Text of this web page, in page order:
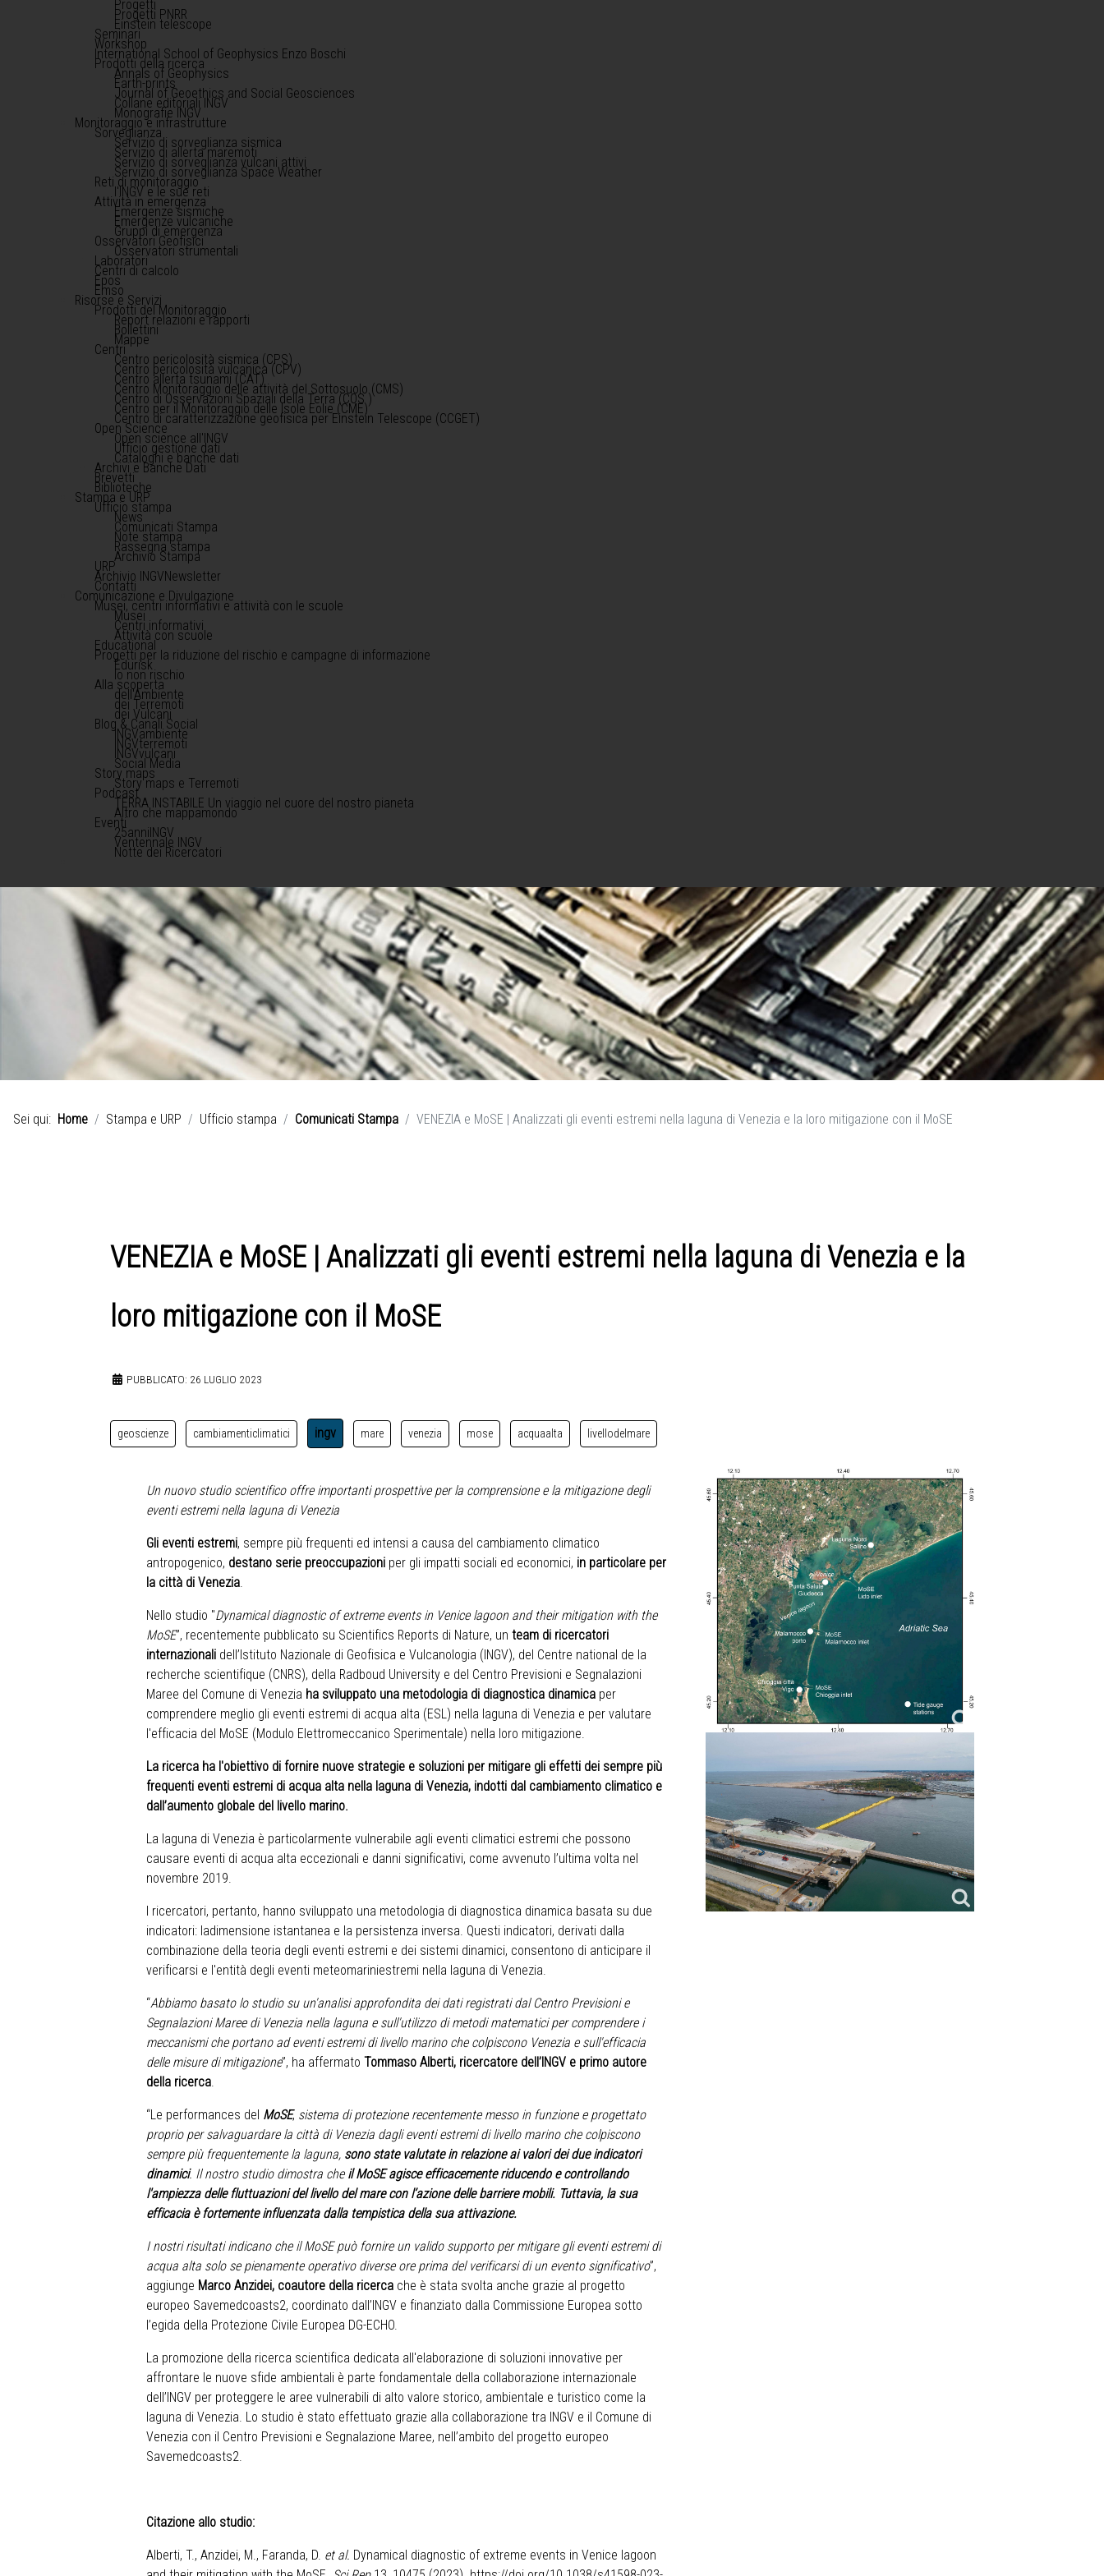
Progetti
Progetti PNRR
Einstein telescope
Seminari
Workshop
International School of Geophysics Enzo Boschi
Prodotti della ricerca
Annals of Geophysics
Earth-prints
Journal of Geoethics and Social Geosciences
Collane editoriali INGV
Monografie INGV
Monitoraggio e infrastrutture
Sorveglianza
Servizio di sorveglianza sismica
Servizio di allerta maremoti
Servizio di sorveglianza vulcani attivi
Servizio di sorveglianza Space Weather
Reti di monitoraggio
l'INGV e le sue reti
Attività in emergenza
Emergenze sismiche
Emergenze vulcaniche
Gruppi di emergenza
Osservatori Geofisici
Osservatori strumentali
Laboratori
Centri di calcolo
Epos
Emso
Risorse e Servizi
Prodotti del Monitoraggio
Report relazioni e rapporti
Bollettini
Mappe
Centri
Centro pericolosità sismica (CPS)
Centro pericolosità vulcanica (CPV)
Centro allerta tsunami (CAT)
Centro Monitoraggio delle attività del Sottosuolo (CMS)
Centro di Osservazioni Spaziali della Terra (COS )
Centro per il Monitoraggio delle Isole Eolie (CME)
Centro di caratterizzazione geofisica per Einstein Telescope (CCGET)
Open Science
Open science all'INGV
Ufficio gestione dati
Cataloghi e banche dati
Archivi e Banche Dati
Brevetti
Biblioteche
Stampa e URP
Ufficio stampa
News
Comunicati Stampa
Note stampa
Rassegna stampa
Archivio Stampa
URP
Archivio INGVNewsletter
Contatti
Comunicazione e Divulgazione
Musei, centri informativi e attività con le scuole
Musei
Centri informativi
Attività con scuole
Educational
Progetti per la riduzione del rischio e campagne di informazione
Edurisk
Io non rischio
Alla scoperta
dell'Ambiente
dei Terremoti
dei Vulcani
Blog & Canali Social
INGVambiente
INGVterremoti
INGVvulcani
Social Media
Story maps
Story maps e Terremoti
Podcast
TERRA INSTABILE Un viaggio nel cuore del nostro pianeta
Altro che mappamondo
Eventi
25anniINGV
Ventennale INGV
Notte dei Ricercatori
Sei qui: Home Stampa e URP Ufficio stampa Comunicati Stampa VENEZIA e MoSE | Analizzati gli eventi estremi nella laguna di Venezia e la loro mitigazione con il MoSE
VENEZIA e MoSE | Analizzati gli eventi estremi nella laguna di Venezia e la
loro mitigazione con il MoSE
PUBBLICATO: 26 LUGLIO 2023
geoscienze cambiamenticlimatici ingv mare venezia mose acquaalta livellodelmare
Un nuovo studio scientifico offre importanti prospettive per la comprensione e la mitigazione degli
eventi estremi nella laguna di Venezia
Gli eventi estremi, sempre più frequenti ed intensi a causa del cambiamento climatico
antropogenico, destano serie preoccupazioni per gli impatti sociali ed economici, in particolare per
la città di Venezia.
Nello studio "Dynamical diagnostic of extreme events in Venice lagoon and their mitigation with the
MoSE”, recentemente pubblicato su Scientifics Reports di Nature, unteam di ricercatori
internazionali dell’ Istituto Nazionale di Geofisica e Vulcanologia (INGV), del Centre national de la
recherche scientifique (CNRS), della Radboud University e del Centro Previsioni e Segnalazioni
Maree del Comune di Venezia ha sviluppato una metodologia di diagnostica dinamica per
comprendere meglio gli eventi estremi di acqua alta (ESL) nella laguna di Venezia e per valutare
l'efficacia del MoSE (Modulo Elettromeccanico Sperimentale) nella loro mitigazione.
La ricerca ha l'obiettivo di fornire nuove strategie e soluzioni per mitigare gli effetti dei sempre più
frequenti eventi estremi di acqua alta nella laguna di Venezia, indotti dal cambiamento climatico e
dall’aumento globale del livello marino.
La laguna di Venezia è particolarmente vulnerabile agli eventi climatici estremi che possono
causare eventi di acqua alta eccezionali e danni significativi, come avvenuto l’ultima volta nel
novembre 2019.
I ricercatori, pertanto, hanno sviluppato una metodologia di diagnostica dinamica basata su due
indicatori: ladimensione istantanea e la persistenza inversa. Questi indicatori, derivati dalla
combinazione della teoria degli eventi estremi e dei sistemi dinamici, consentono di anticipare il
verificarsi e l'entità degli eventi meteomariniestremi nella laguna di Venezia.
“Abbiamo basato lo studio su un'analisi approfondita dei dati registrati dal Centro Previsioni e
Segnalazioni Maree di Venezia nella laguna e sull'utilizzo di metodi matematici per comprendere i
meccanismi che portano ad eventi estremi di livello marino che colpiscono Venezia e sull'efficacia
delle misure di mitigazione”, ha affermatoTommaso Alberti, ricercatore dell’INGV e primo autore
della ricerca.
“Le performances del MoSE, sistema di protezione recentemente messo in funzione e progettato
proprio per salvaguardare la città di Venezia dagli eventi estremi di livello marino che colpiscono
sempre più frequentemente la laguna, sono state valutate in relazione ai valori dei due indicatori
dinamici. Il nostro studio dimostra che il MoSE agisce efficacemente riducendo e controllando
l'ampiezza delle fluttuazioni del livello del mare con l’azione delle barriere mobili. Tuttavia, la sua
efficacia è fortemente influenzata dalla tempistica della sua attivazione.
I nostri risultati indicano che il MoSE può fornire un valido supporto per mitigare gli eventi estremi di
acqua alta solo se pienamente operativo diverse ore prima del verificarsi di un evento significativo”,
aggiunge Marco Anzidei, coautore della ricerca che è stata svolta anche grazie al progetto
europeo Savemedcoasts2, coordinato dall’INGV e finanziato dalla Commissione Europea sotto
l’egida della Protezione Civile Europea DG-ECHO.
La promozione della ricerca scientifica dedicata all'elaborazione di soluzioni innovative per
affrontare le nuove sfide ambientali è parte fondamentale della collaborazione internazionale
dell’INGV per proteggere le aree vulnerabili di alto valore storico, ambientale e turistico come la
laguna di Venezia. Lo studio è stato effettuato grazie alla collaborazione tra INGV e il Comune di
Venezia con il Centro Previsioni e Segnalazione Maree, nell’ambito del progetto europeo
Savemedcoasts2.
Citazione allo studio:
Alberti, T., Anzidei, M., Faranda, D. et al. Dynamical diagnostic of extreme events in Venice lagoon